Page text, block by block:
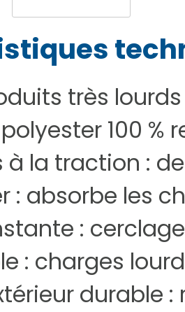
très
100 %
la traction : de
: absorbe les
:
: charges
durable